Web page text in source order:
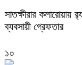
সাতক্ষীরার
ব্যবসায়ী গ্রেফতার
১০